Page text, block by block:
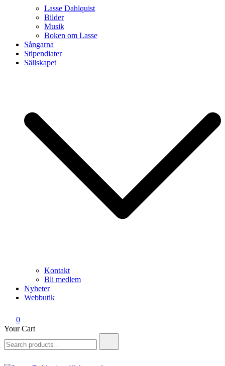
Lasse Dahlquist
Bilder
Musik
Boken om Lasse
Sångarna
Stipendiater
Sällskapet
Kontakt
Bli medlem
Nyheter
Webbutik
0
Your Cart
for: